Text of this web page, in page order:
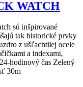
WATCH
sú inšpirované
tak historické prvky
z ušľachtilej ocele
a indexami,
hodinový čas Zelený
30m